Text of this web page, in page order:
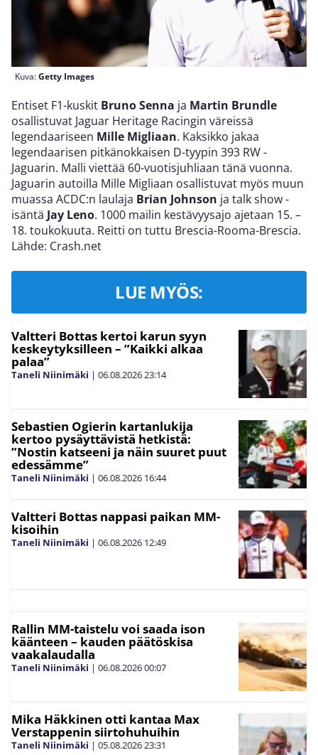
Kuva:Getty Images
Entiset F1-kuskit Bruno Senna ja Martin Brundle
osallistuvat Jaguar Heritage Racingin väreissä
legendaariseen Mille Migliaan. Kaksikko jakaa
legendaarisen pitkänokkaisen D-tyypin 393 RW -
Jaguarin. Malli viettää 60-vuotisjuhliaan tänä vuonna.
Jaguarin autoilla Mille Migliaan osallistuvat myös muun
muassa ACDC:n laulaja Brian Johnson ja talk show -
isäntä Jay Leno. 1000 mailin kestävyysajo ajetaan 15. –
18. toukokuuta. Reitti on tuttu Brescia-Rooma-Brescia.
Lähde: Crash.net
LUE MYÖS:
Valtteri Bottas kertoi karun syyn
keskeytyksilleen – ”Kaikki alkaa
palaa”
Taneli Niinimäki | 06.08.202623:14
Sebastien Ogierin kartanlukija
kertoo pysäyttävistä hetkistä:
”Nostin katseeni ja näin suuret puut
edessämme”
Taneli Niinimäki | 06.08.2026 16:44
Valtteri Bottas nappasi paikan MM-
kisoihin
Taneli Niinimäki | 06.08.2026 12:49
Rallin MM-taistelu voi saada ison
käänteen – kauden päätöskisa
vaakalaudalla
Taneli Niinimäki | 06.08.202600:07
Mika Häkkinen otti kantaa Max
Verstappenin siirtohuhuihin
Taneli Niinimäki | 05.08.202623:31